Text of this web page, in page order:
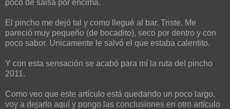
poco de salsa por encima.
El pincho me dejó tal y como llegué al bar. Triste. Me
pareció muy pequeño (de bocadito), seco por dentro y con
poco sabor. Unicamente le salvó el que estaba calentito.
Y con esta sensación se acabó para mí la ruta del pincho
2011.
Como veo que este artículo está quedando un poco largo,
voy a dejarlo aquí y pongo las conclusiones en otro artículo